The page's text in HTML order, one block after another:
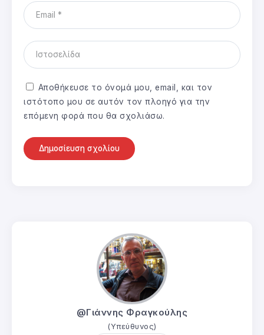
Αποθήκευσε το όνομά μου, email, και τον
ιστότοπο μου σε αυτόν τον πλοηγό για την
επόμενη φορά που θα σχολιάσω.
@Γιάννης Φραγκούλης
(Υπεύθυνος)